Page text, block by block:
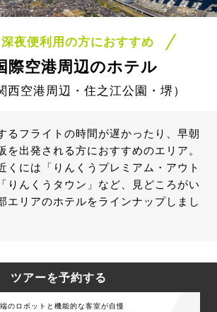
夜便利用の方におすすめ
際空港周辺のホテル
西空港周辺・住之江公園・堺）
るフライトの時間が遅かったり、早朝
を出発される方におすすめのエリア。
くには「りんくうプレミアム・アウト
りんくうタウン」など、見どころがい
エリアのホテルをラインナップしまし
ツアーを予約する
のロボットと機能的な客室が自慢